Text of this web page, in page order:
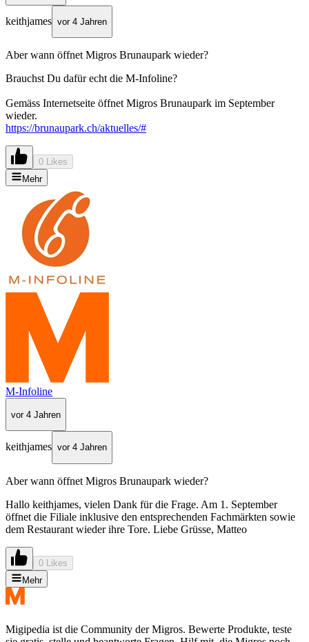
keithjames vor 4 Jahren
Aber wann öffnet Migros Brunaupark wieder?
Brauchst Du dafür echt die M-Infoline?
Gemäss Internetseite öffnet Migros Brunaupark im September
wieder.
https://brunaupark.ch/aktuelles/#
0 Likes
Mehr
M-Infoline
vor 4 Jahren
keithjames vor 4 Jahren
Aber wann öffnet Migros Brunaupark wieder?
Hallo keithjames, vielen Dank für die Frage. Am 1. September
öffnet die Filiale inklusive den entsprechenden Fachmärkten sowie
dem Restaurant wieder ihre Tore. Liebe Grüsse, Matteo
0 Likes
Mehr
Migipedia ist die Community der Migros. Bewerte Produkte, teste